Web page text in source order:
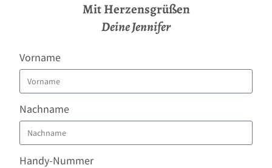
Mit Herzensgrüßen
Deine Jennifer
Vorname
Nachname
Handy-Nummer